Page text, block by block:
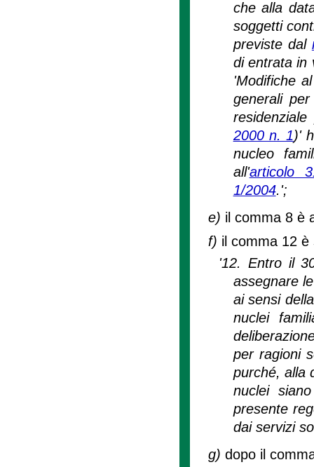
che alla
soggetti
previste dal
di entrata in
'Modifiche
generali
2000 n. 1)'
nucleo
all'articolo
1/2004.';
e) il comma 8 è
f) il comma 12 è
'12. Entro il
assegnare
ai sensi
nuclei
per ragioni
purché, alla
nuclei
presente
dai servizi
g) dopo il